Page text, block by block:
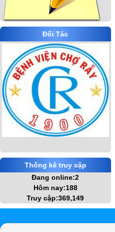
Đối Tác
Thống kê truy cập
Đang online:2
Hôm nay:188
Truy cập:369,149